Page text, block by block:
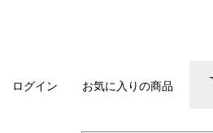
ログイン お気に入りの商品